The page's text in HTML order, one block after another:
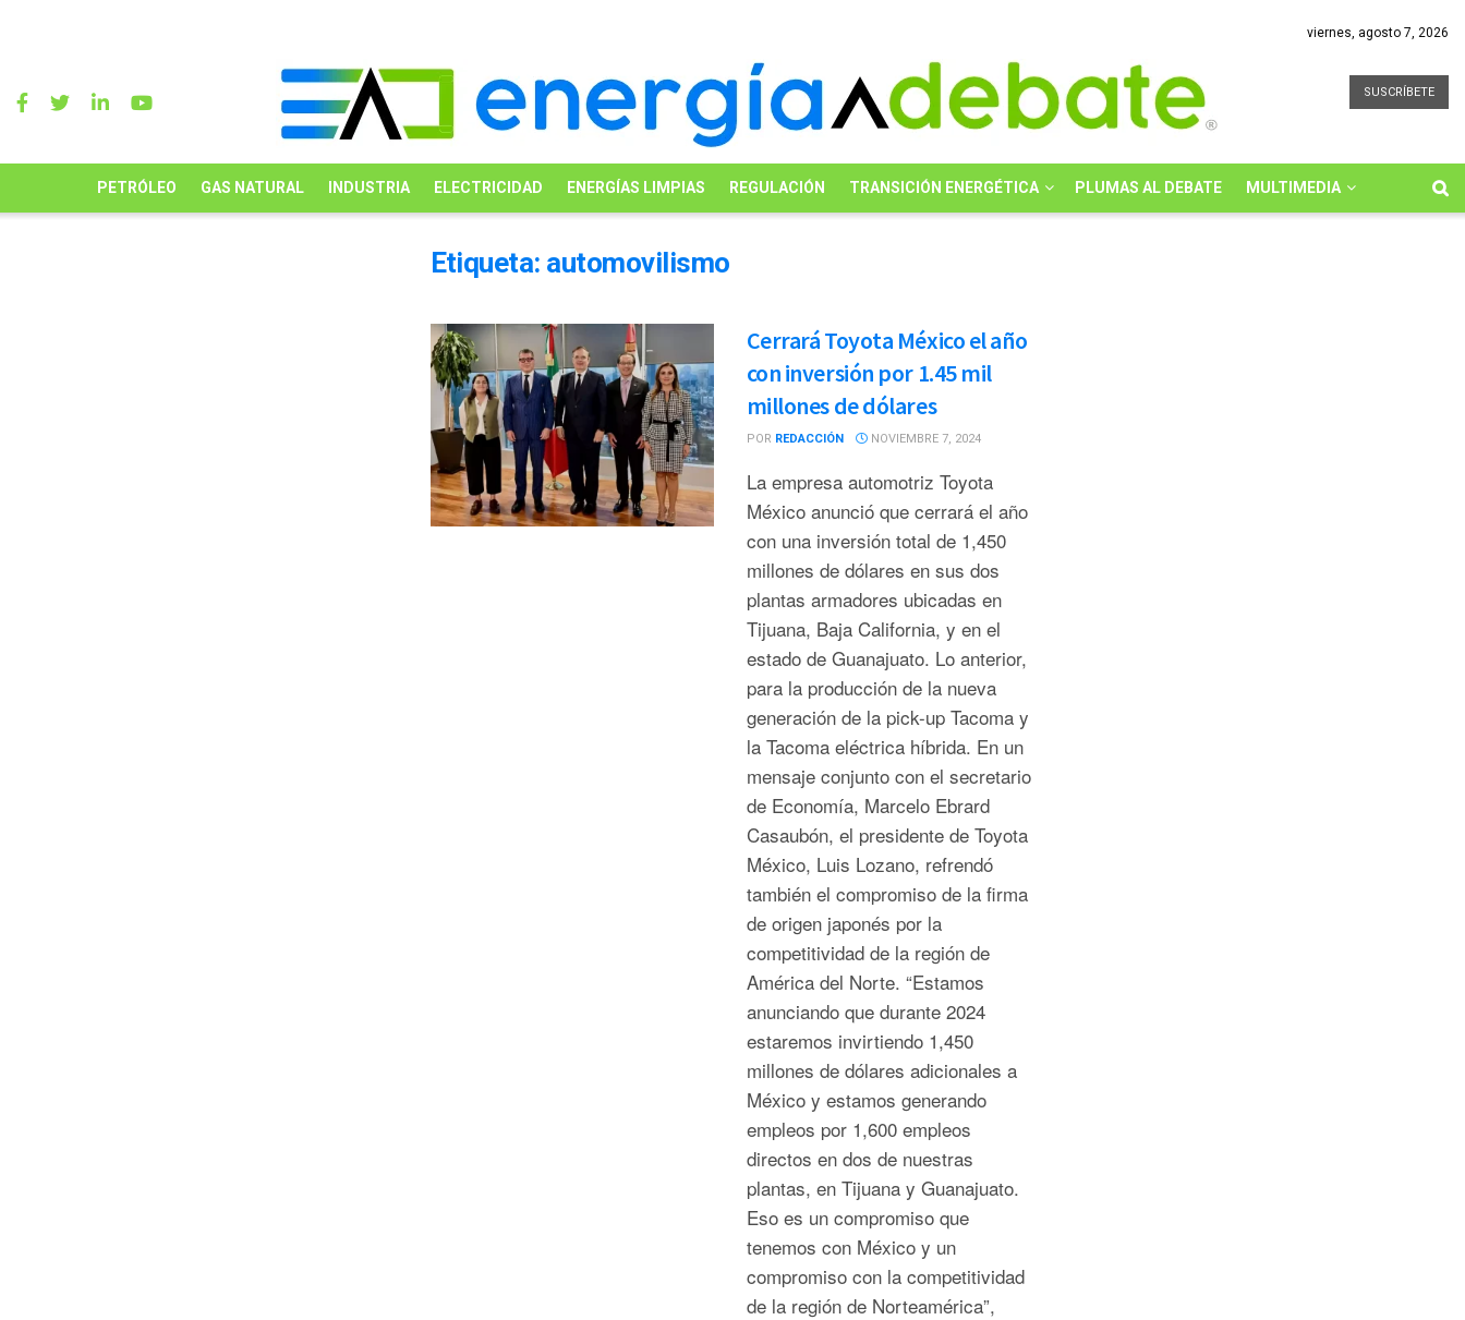
viernes, agosto 7, 2026
SUSCRÍBETE
PETRÓLEO GAS NATURAL INDUSTRIA ELECTRICIDAD ENERGÍAS LIMPIAS REGULACIÓN TRANSICIÓN ENERGÉTICA PLUMAS AL DEBATE MULTIMEDIA
Etiqueta: automovilismo
Cerrará Toyota México el año
con inversión por 1.45 mil
millones de dólares
POR REDACCIÓN NOVIEMBRE 7, 2024
La empresa automotriz Toyota
México anunció que cerrará el año
con una inversión total de 1,450
millones de dólares en sus dos
plantas armadores ubicadas en
Tijuana, Baja California, y en el
estado de Guanajuato. Lo anterior,
para la producción de la nueva
generación de la pick-up Tacoma y
la Tacoma eléctrica híbrida. En un
mensaje conjunto con el secretario
de Economía, Marcelo Ebrard
Casaubón, el presidente de Toyota
México, Luis Lozano, refrendó
también el compromiso de la firma
de origen japonés por la
competitividad de la región de
América del Norte. “Estamos
anunciando que durante 2024
estaremos invirtiendo 1,450
millones de dólares adicionales a
México y estamos generando
empleos por 1,600 empleos
directos en dos de nuestras
plantas, en Tijuana y Guanajuato.
Eso es un compromiso que
tenemos con México y un
compromiso con la competitividad
de la región de Norteamérica”,